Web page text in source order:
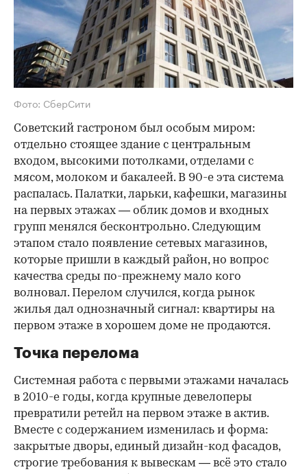
Фото: СберСити
Советский гастроном был особым миром:
отдельно стоящее здание с центральным
входом, высокими потолками, отделами с
мясом, молоком и бакалеей. В 90-е эта система
распалась. Палатки, ларьки, кафешки, магазины
на первых этажах — облик домов и входных
групп менялся бесконтрольно. Следующим
этапом стало появление сетевых магазинов,
которые пришли в каждый район, но вопрос
качества среды по-прежнему мало кого
волновал. Перелом случился, когда рынок
жилья дал однозначный сигнал: квартиры на
первом этаже в хорошем доме не продаются.
Точка перелома
Системная работа с первыми этажами началась
в 2010-е годы, когда крупные девелоперы
превратили ретейл на первом этаже в актив.
Вместе с содержанием изменилась и форма:
закрытые дворы, единый дизайн-код фасадов,
строгие требования к вывескам — всё это стало